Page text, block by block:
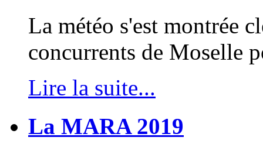
La météo s'est montrée
concurrents de Moselle
Lire la suite...
La MARA 2019